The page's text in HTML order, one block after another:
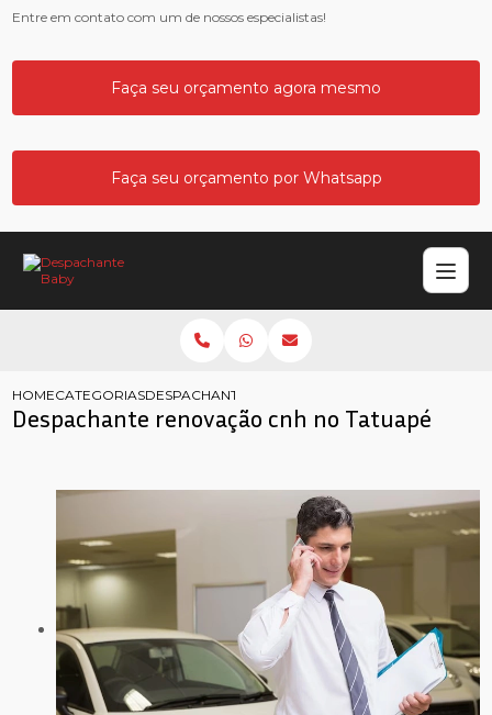
Entre em contato com um de nossos especialistas!
Faça seu orçamento agora mesmo
Faça seu orçamento por Whatsapp
HOMECATEGORIASDESPACHANTE RENOVACAO CNH NO TATUAPE
Despachante renovação cnh no Tatuapé